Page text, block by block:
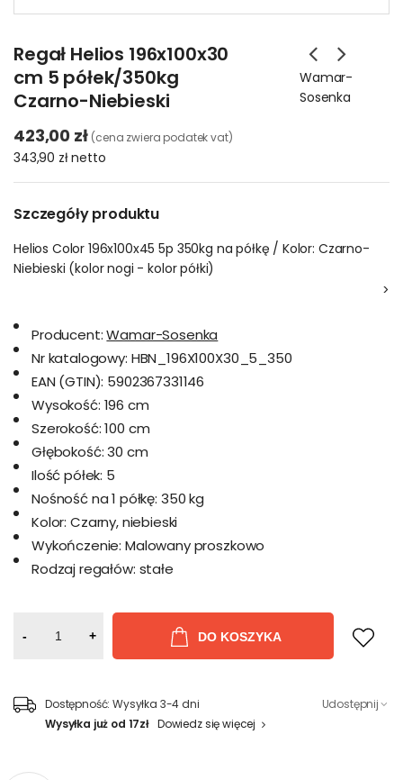
Regał Helios 196x100x30
cm 5 półek/350kg
Czarno-Niebieski
Wamar-
Sosenka
423,00 zł (cena zwiera podatek vat)
343,90 złnetto
Szczegóły produktu
Helios Color 196x100x45 5p 350kg na półkę / Kolor: Czarno-
Niebieski (kolor nogi - kolor półki)
>
Producent: Wamar-Sosenka
Nr katalogowy: HBN_196X100X30_5_350
EAN (GTIN): 5902367331146
Wysokość: 196 cm
Szerokość: 100 cm
Głębokość: 30 cm
Ilość półek: 5
Nośność na 1 półkę: 350 kg
Kolor: Czarny, niebieski
Wykończenie: Malowany proszkowo
Rodzaj regałów: stałe
- + DO KOSZYKA
Dostępność: Wysyłka 3-4 dni
Wysyłka już od 17zł Dowiedz się więcej
Udostępnij